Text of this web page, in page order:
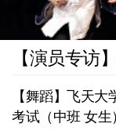
【演员专访
【舞蹈】飞天大
考试（中班 女生